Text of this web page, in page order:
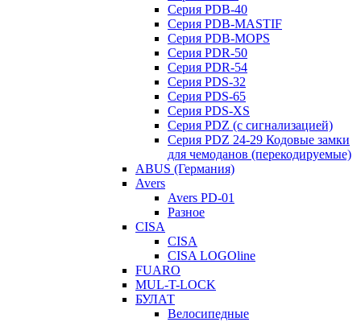
Серия PDB-40
Серия PDB-MASTIF
Серия PDB-MOPS
Серия PDR-50
Серия PDR-54
Серия PDS-32
Серия PDS-65
Серия PDS-XS
Серия PDZ (с сигнализацией)
Серия PDZ 24-29 Кодовые замки
для чемоданов (перекодируемые)
ABUS (Германия)
Avers
Avers PD-01
Разное
CISA
CISA
CISA LOGOline
FUARO
MUL-T-LOCK
БУЛАТ
Велосипедные